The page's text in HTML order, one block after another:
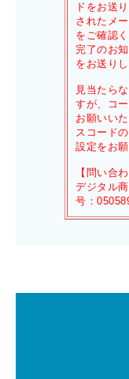
ドをお送
されたメ
をご確認
完了のお
をお送り
見当たら
すが、コ
お願いい
スコード
設定をお
【問い合
デジタル
号：